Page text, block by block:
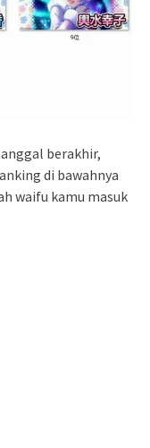
berakhir,
di bawahnya
waifu kamu masuk